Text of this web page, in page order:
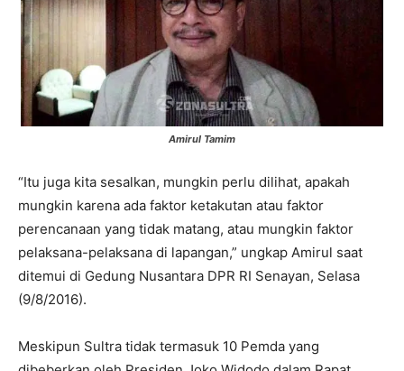
Amirul Tamim
“Itu juga kita sesalkan, mungkin perlu dilihat, apakah
mungkin karena ada faktor ketakutan atau faktor
perencanaan yang tidak matang, atau mungkin faktor
pelaksana-pelaksana di lapangan,” ungkap Amirul saat
ditemui di Gedung Nusantara DPR RI Senayan, Selasa
(9/8/2016).
Meskipun Sultra tidak termasuk 10 Pemda yang